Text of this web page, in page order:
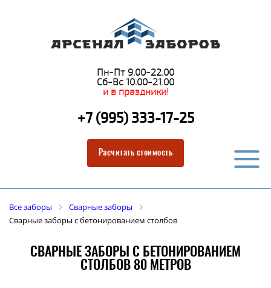
Пн-Пт 9.00-22.00
Сб-Вс 10.00-21.00
и в праздники!
+7 (995) 333-17-25
Расчитать стоимость
Все заборы
Сварные заборы
Сварные заборы с бетонированием столбов
СВАРНЫЕ ЗАБОРЫ С БЕТОНИРОВАНИЕМ
СТОЛБОВ 80 МЕТРОВ